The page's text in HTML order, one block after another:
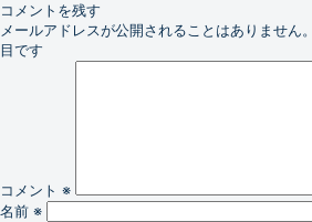
コメントを残す
メールアドレスが公開されることはありません。
目です
コメント ※
名前 ※